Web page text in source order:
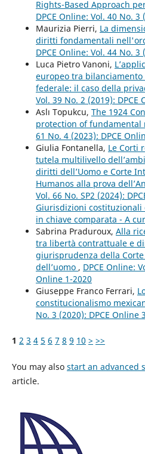
Rights-Based Approach
DPCE Online: Vol. 40 No. 3
Maurizia Pierri, La
diritti fondamentali
DPCE Online: Vol. 44 No. 3
Luca Pietro Vanoni,
europeo tra
federale: il caso della
Vol. 39 No. 2 (2019): DPCE
Aslı Topukcu, The 1924
protection of fundamental
61 No. 4 (2023): DPCE
Giulia Fontanella, Le Corti
tutela multilivello
diritti dell’Uomo e Corte
Humanos alla prova
Vol. 66 No. SP2 (2024):
Giurisdizioni
in chiave comparata - A
Sabrina Praduroux, Alla
tra libertà contrattuale e
giurisprudenza della
dell’uomo , DPCE Online:
Online 1-2020
Giuseppe Franco Ferrari,
constitucionalismo
No. 3 (2020): DPCE Online
1 2 3 4 5 6 7 8 9 10 > >>
You may also start an advanced
article.